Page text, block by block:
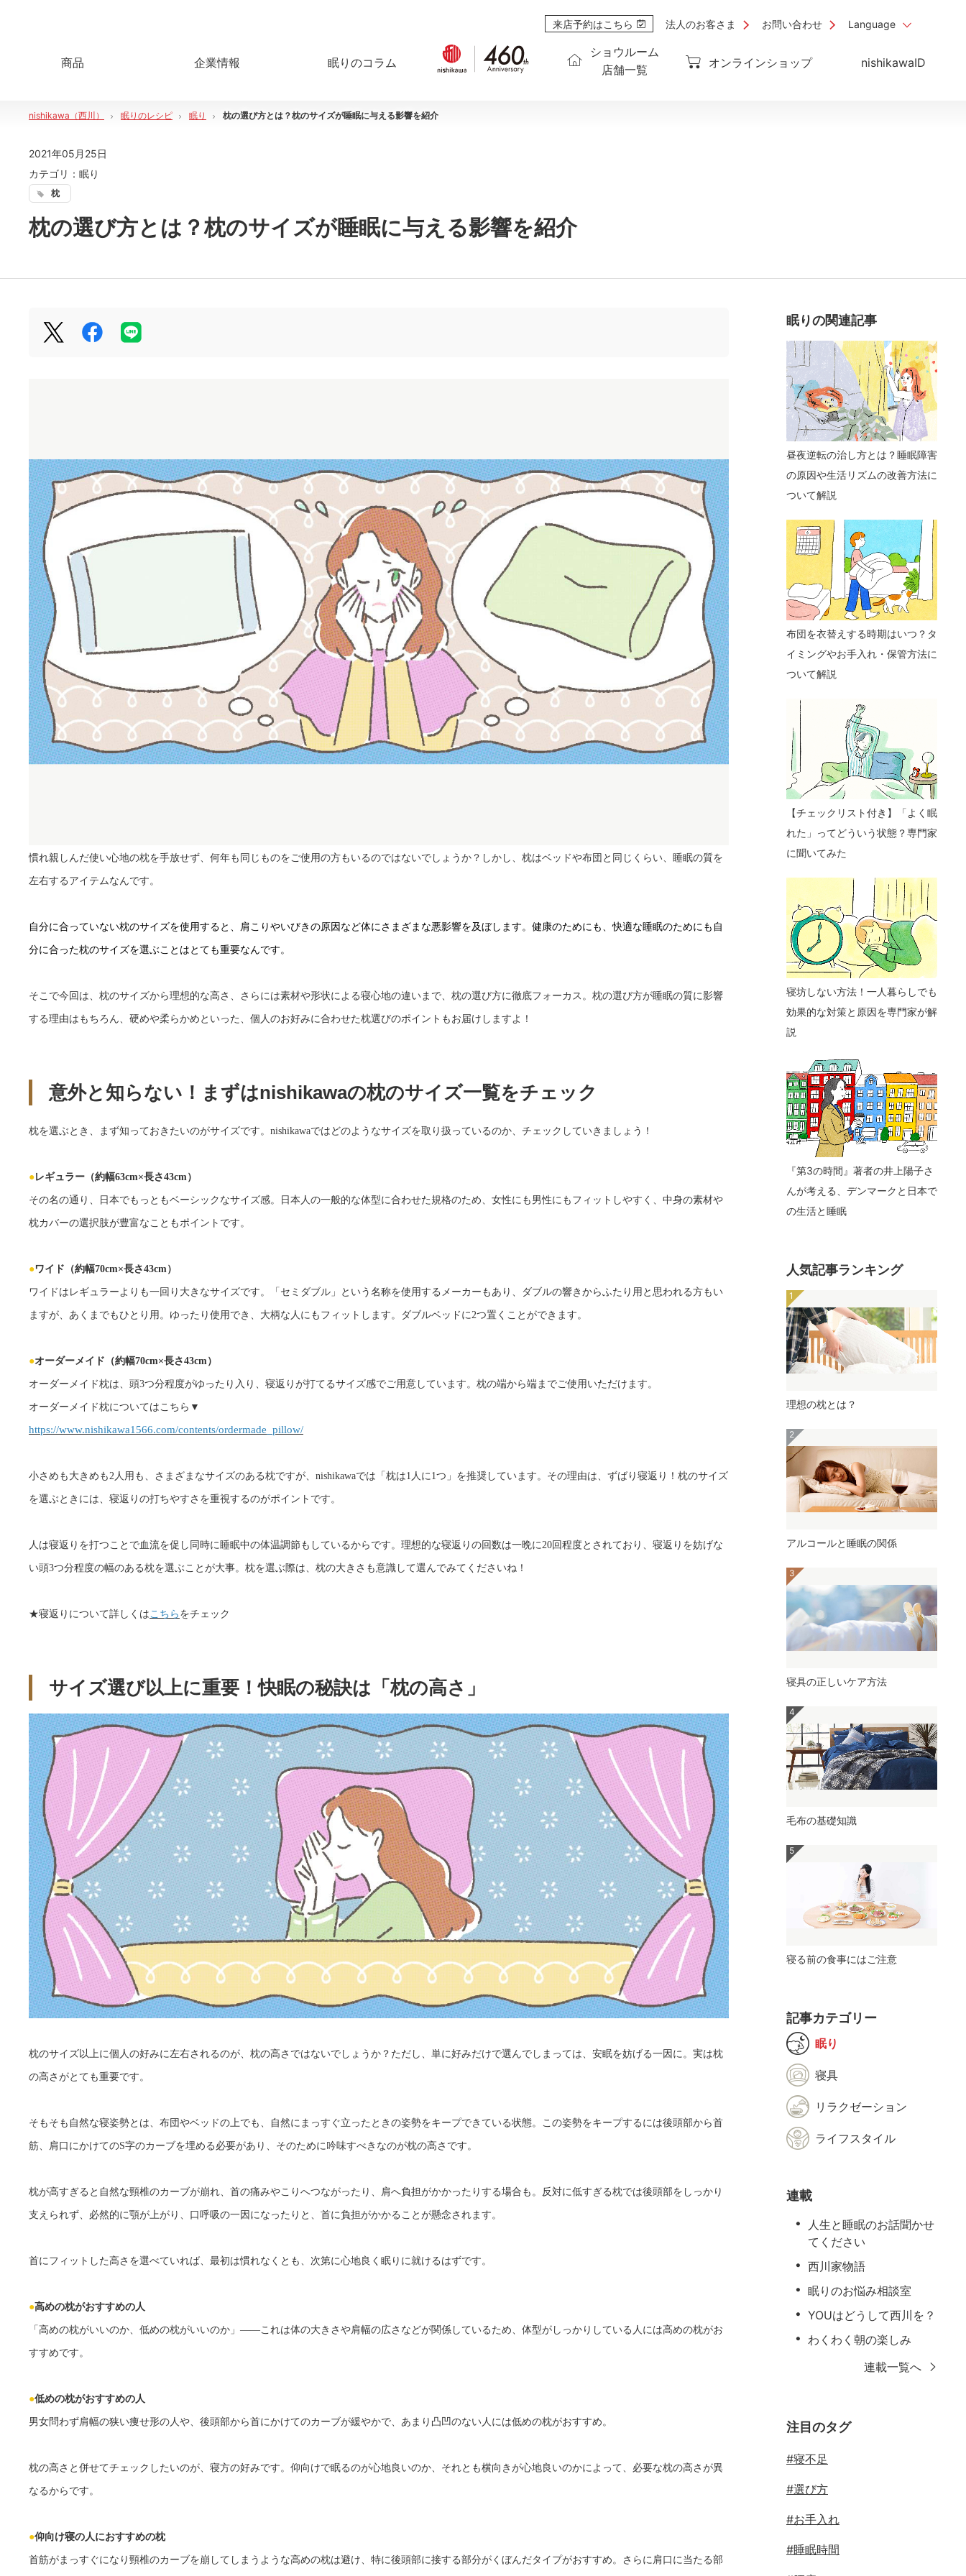
商品 企業情報 眠りのコラム
ショウルーム
店舗一覧
オンラインショップ nishikawaID
来店予約はこちら 法人のお客さま お問い合わせ Language
nishikawa（西川） 眠りのレシピ 眠り 枕の選び方とは？枕のサイズが睡眠に与える影響を紹介
2021年05月25日
カテゴリ： 眠り
枕
枕の選び方とは？枕のサイズが睡眠に与える影響を紹介
慣れ親しんだ使い心地の枕を手放せず、何年も同じものをご使用の方もいるのではないでしょうか？しかし、枕はベッドや布団と同じくらい、睡眠の質を
左右するアイテムなんです。
自分に合っていない枕のサイズを使用すると、肩こりやいびきの原因など体にさまざまな悪影響を及ぼします。健康のためにも、快適な睡眠のためにも自
分に合った枕のサイズを選ぶことはとても重要なんです。
そこで今回は、枕のサイズから理想的な高さ、さらには素材や形状による寝心地の違いまで、枕の選び方に徹底フォーカス。枕の選び方が睡眠の質に影響
する理由はもちろん、硬めや柔らかめといった、個人のお好みに合わせた枕選びのポイントもお届けしますよ！
意外と知らない！まずはnishikawaの枕のサイズ一覧をチェック
枕を選ぶとき、まず知っておきたいのがサイズです。nishikawaではどのようなサイズを取り扱っているのか、チェックしていきましょう！
●レギュラー（約幅63cm×長さ43cm）
その名の通り、日本でもっともベーシックなサイズ感。日本人の一般的な体型に合わせた規格のため、女性にも男性にもフィットしやすく、中身の素材や
枕カバーの選択肢が豊富なこともポイントです。
●ワイド（約幅70cm×長さ43cm）
ワイドはレギュラーよりも一回り大きなサイズです。「セミダブル」という名称を使用するメーカーもあり、ダブルの響きからふたり用と思われる方もい
ますが、あくまでもひとり用。ゆったり使用でき、大柄な人にもフィットします。ダブルベッドに2つ置くことができます。
●オーダーメイド（約幅70cm×長さ43cm）
オーダーメイド枕は、頭3つ分程度がゆったり入り、寝返りが打てるサイズ感でご用意しています。枕の端から端までご使用いただけます。
オーダーメイド枕についてはこちら▼
https://www.nishikawa1566.com/contents/ordermade_pillow/
小さめも大きめも2人用も、さまざまなサイズのある枕ですが、nishikawaでは「枕は1人に1つ」を推奨しています。その理由は、ずばり寝返り！枕のサイズ
を選ぶときには、寝返りの打ちやすさを重視するのがポイントです。
人は寝返りを打つことで血流を促し同時に睡眠中の体温調節もしているからです。理想的な寝返りの回数は一晩に20回程度とされており、寝返りを妨げな
い頭3つ分程度の幅のある枕を選ぶことが大事。枕を選ぶ際は、枕の大きさも意識して選んでみてくださいね！
★寝返りについて詳しくはこちら をチェック
サイズ選び以上に重要！快眠の秘訣は「枕の高さ」
枕のサイズ以上に個人の好みに左右されるのが、枕の高さではないでしょうか？ただし、単に好みだけで選んでしまっては、安眠を妨げる一因に。実は枕
の高さがとても重要です。
そもそも自然な寝姿勢とは、布団やベッドの上でも、自然にまっすぐ立ったときの姿勢をキープできている状態。この姿勢をキープするには後頭部から首
筋、肩口にかけてのS字のカーブを埋める必要があり、そのために吟味すべきなのが枕の高さです。
枕が高すぎると自然な頸椎のカーブが崩れ、首の痛みやこりへつながったり、肩へ負担がかかったりする場合も。反対に低すぎる枕では後頭部をしっかり
支えられず、必然的に顎が上がり、口呼吸の一因になったりと、首に負担がかかることが懸念されます。
首にフィットした高さを選べていれば、最初は慣れなくとも、次第に心地良く眠りに就けるはずです。
●高めの枕がおすすめの人
「高めの枕がいいのか、低めの枕がいいのか」――これは体の大きさや肩幅の広さなどが関係しているため、体型がしっかりしている人には高めの枕がお
すすめです。
●低めの枕がおすすめの人
男女問わず肩幅の狭い痩せ形の人や、後頭部から首にかけてのカーブが緩やかで、あまり凸凹のない人には低めの枕がおすすめ。
枕の高さと併せてチェックしたいのが、寝方の好みです。仰向けで眠るのが心地良いのか、それとも横向きが心地良いのかによって、必要な枕の高さが異
なるからです。
●仰向け寝の人におすすめの枕
首筋がまっすぐになり頸椎のカーブを崩してしまうような高めの枕は避け、特に後頭部に接する部分がくぼんだタイプがおすすめ。さらに肩口に当たる部
眠りの関連記事
昼夜逆転の治し方とは？睡眠障害
の原因や生活リズムの改善方法に
ついて解説
布団を衣替えする時期はいつ？タ
イミングやお手入れ・保管方法に
ついて解説
【チェックリスト付き】「よく眠
れた」ってどういう状態？専門家
に聞いてみた
寝坊しない方法！一人暮らしでも
効果的な対策と原因を専門家が解
説
『第3の時間』著者の井上陽子さ
んが考える、デンマークと日本で
の生活と睡眠
人気記事ランキング
理想の枕とは？
アルコールと睡眠の関係
寝具の正しいケア方法
毛布の基礎知識
寝る前の食事にはご注意
記事カテゴリー
眠り
寝具
リラクゼーション
ライフスタイル
連載
人生と睡眠のお話聞かせ
てください
西川家物語
眠りのお悩み相談室
YOUはどうして西川を？
わくわく朝の楽しみ
連載一覧へ
注目のタグ
#寝不足
#選び方
#お手入れ
#睡眠時間